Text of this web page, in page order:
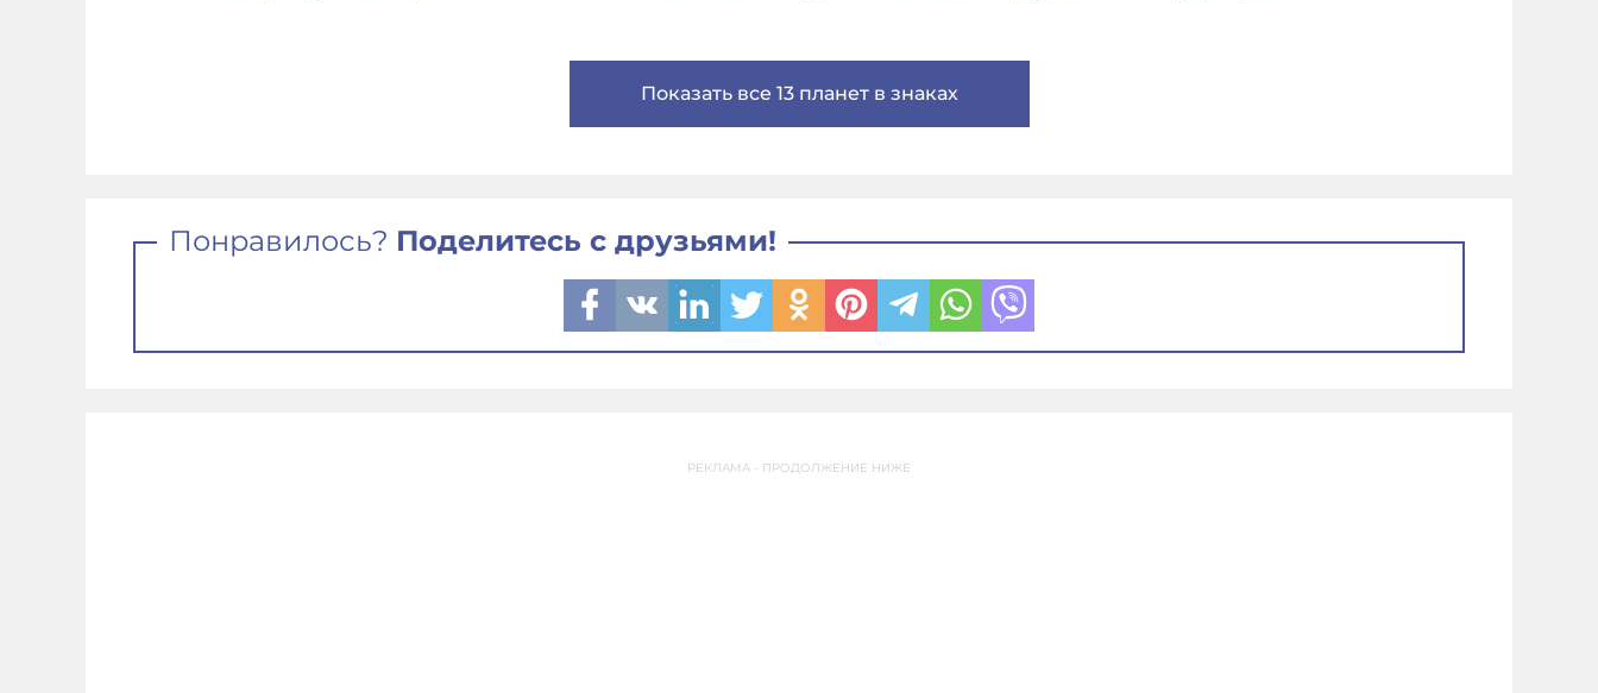
Показать все 13 планет в знаках
Понравилось? Поделитесь с друзьями!
РЕКЛАМА - ПРОДОЛЖЕНИЕ НИЖЕ